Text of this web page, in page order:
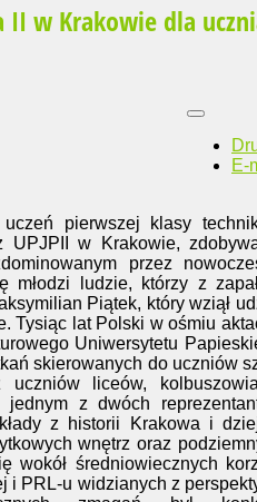
II w Krakowie dla
E-
pierwszej klasy
UPJPII w Krakowie,
przez
ludzie, którzy z
Piątek, który wziął
Tysiąc lat Polski w ośmiu
Uniwersytetu
skierowanych do uczniów
liceów,
z dwóch
z historii Krakowa i
wnętrz oraz
wokół średniowiecznych
i PRL-u widzianych z